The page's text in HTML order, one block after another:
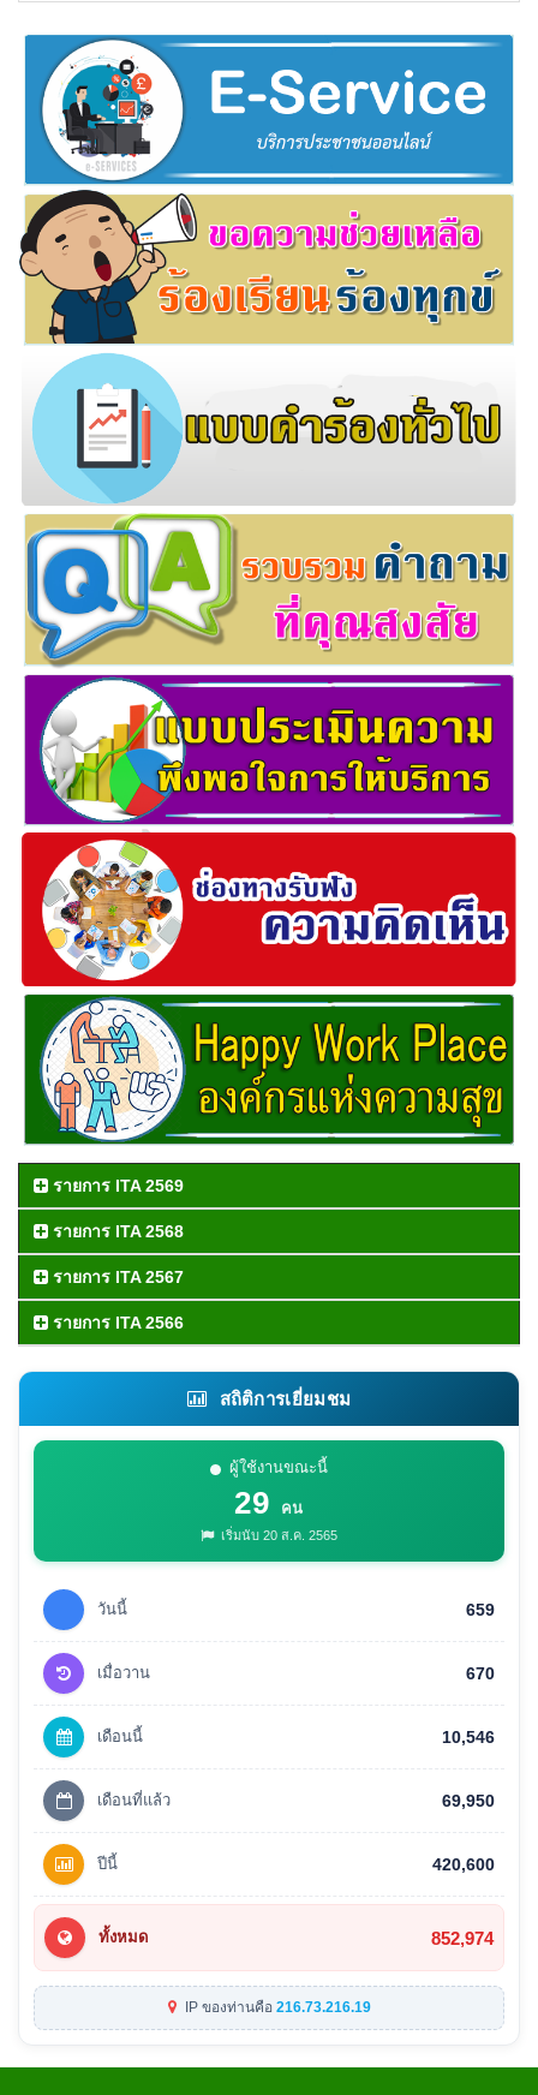
รายการ ITA 2569
รายการ ITA 2568
รายการ ITA 2567
รายการ ITA 2566
สถิติการเยี่ยมชม
ผู้ใช้งานขณะนี้
29 คน
เริ่มนับ 20 ส.ค. 2565
วันนี้ 659
เมื่อวาน 670
เดือนนี้ 10,546
เดือนที่แล้ว 69,950
ปีนี้ 420,600
ทั้งหมด 852,974
IP ของท่านคือ 216.73.216.19